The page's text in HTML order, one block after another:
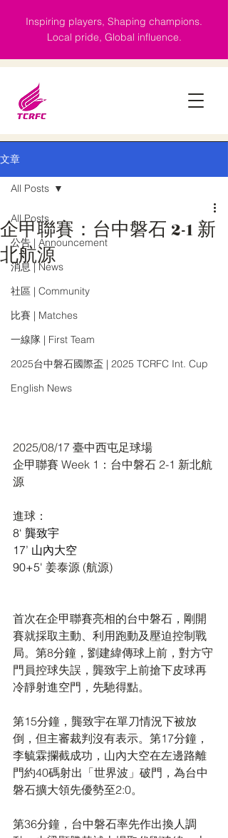
Inspiring players, Shaping champions.
Local pride, Global influence.
文章
All Posts
公告 | Announcement
消息 | News
社區 | Community
比賽 | Matches
一線隊 | First Team
2025台中磐石國際盃 | 2025 TCRFC Int. Cup
English News
All Posts
企甲聯賽：台中磐石 2-1 新
北航源
2025/08/17 臺中西屯足球場
企甲聯賽 Week 1 ： 台中磐石 2-1 新北航
源
進球：
8‘ 龔致宇
17’ 山內大空
90+5' 姜泰源 (航源)
首次在企甲聯賽亮相的台中磐石，剛開
賽就採取主動、利用跑動及壓迫控制戰
局。第8分鐘，劉建緯傳球上前，對方守
門員控球失誤，龔致宇上前搶下皮球再
冷靜射進空門，先馳得點。
第15分鐘，龔致宇在單刀情況下被放
倒，但主審裁判沒有表示。第17分鐘，
李毓霖攔截成功，山內大空在左邊路離
門約40碼射出「世界波」破門，為台中
磐石擴大領先優勢至2:0。
第36分鐘，台中磐石率先作出換人調